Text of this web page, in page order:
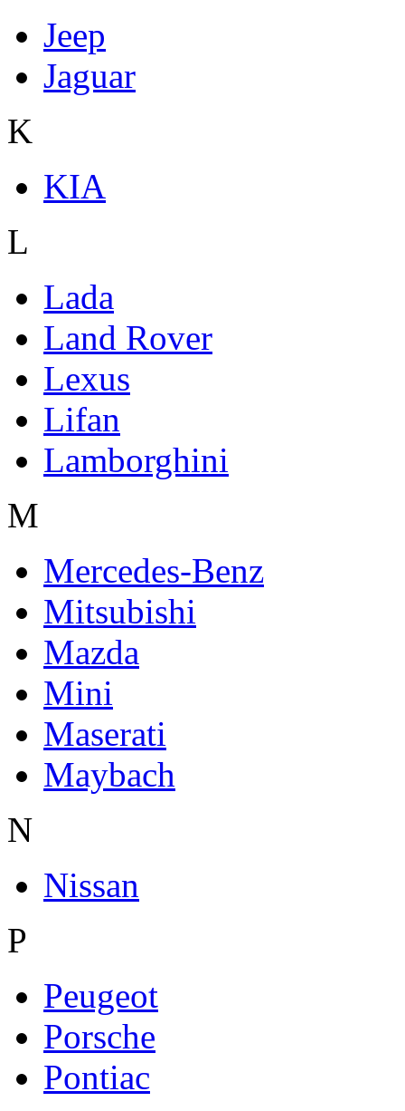
Jeep
Jaguar
K
KIA
L
Lada
Land Rover
Lexus
Lifan
Lamborghini
M
Mercedes-Benz
Mitsubishi
Mazda
Mini
Maserati
Maybach
N
Nissan
P
Peugeot
Porsche
Pontiac